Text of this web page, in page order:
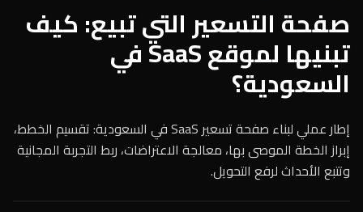
صفحة التسعير التي تبيع: كيف
تبنيها لموقع SaaS في
السعودية؟
إطار عملي لبناء صفحة تسعير SaaS في السعودية: تقسيم الخطط،
إبراز الخطة الموصى بها، معالجة الاعتراضات، ربط التجربة المجانية
وتتبع الأحداث لرفع التحويل.